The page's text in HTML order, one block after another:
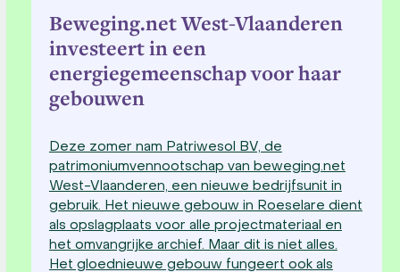
Beweging.net West-Vlaanderen
investeert in een
energiegemeenschap voor haar
gebouwen
Deze zomer nam Patriwesol BV, de
patrimoniumvennootschap van beweging.net
West-Vlaanderen, een nieuwe bedrijfsunit in
gebruik. Het nieuwe gebouw in Roeselare dient
als opslagplaats voor alle projectmateriaal en
het omvangrijke archief. Maar dit is niet alles.
Het gloednieuwe gebouw fungeert ook als